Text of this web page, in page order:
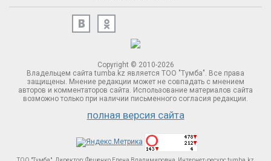
Copyright © 2010-2026
Владельцем сайта tumba.kz является ТОО "Тумба". Все права
защищены. Мнение редакции может не совпадать с мнением
авторов и комментаторов сайта. Использование материалов сайта
возможно только при наличии письменного согласия редакции.
полная версия сайта